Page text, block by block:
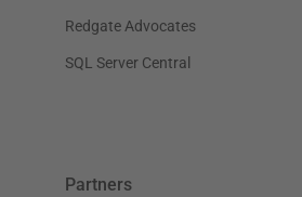
Redgate Advocates
SQL Server Central
Partners